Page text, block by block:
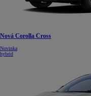
Nová Corolla Cross
Novinka
hybrid